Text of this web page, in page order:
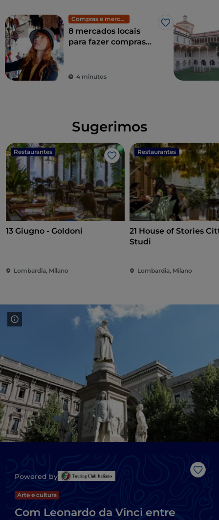
Compras e mercados
Gosto
8 mercados locais
para fazer compras
baixos
4 minutos
Sugerimos
Restaurantes
Gosto
13 Giugno - Goldoni
Lombardia, Milano
Restaurantes
21 House of Stories
Studi
Lombardia, Milano
Powered by
Arte e cultura
Com Leonardo da Vinci entre